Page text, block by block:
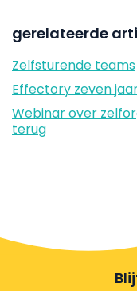
gerelateerde
Zelfsturende teams
Effectory zeven
Webinar over
terug